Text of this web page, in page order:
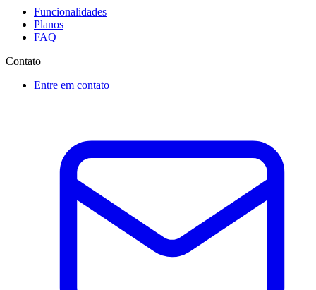
Funcionalidades
Planos
FAQ
Contato
Entre em contato